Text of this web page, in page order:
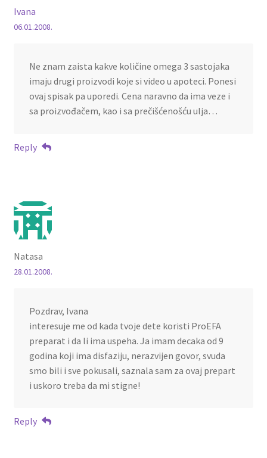
Ivana
06.01.2008.
Ne znam zaista kakve količine omega 3 sastojaka
imaju drugi proizvodi koje si video u apoteci. Ponesi
ovaj spisak pa uporedi. Cena naravno da ima veze i
sa proizvođačem, kao i sa prečišćenošću ulja…
Reply
Natasa
28.01.2008.
Pozdrav, Ivana
interesuje me od kada tvoje dete koristi ProEFA
preparat i da li ima uspeha. Ja imam decaka od 9
godina koji ima disfaziju, nerazvijen govor, svuda
smo bili i sve pokusali, saznala sam za ovaj prepart
i uskoro treba da mi stigne!
Reply